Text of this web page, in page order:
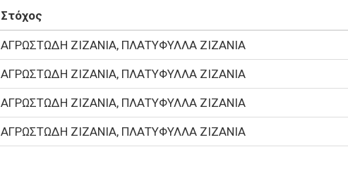
Στόχος
ΑΓΡΩΣΤΩΔΗ ΖΙΖΑΝΙΑ, ΠΛΑΤΥΦΥΛΛΑ ΖΙΖΑΝΙΑ
ΑΓΡΩΣΤΩΔΗ ΖΙΖΑΝΙΑ, ΠΛΑΤΥΦΥΛΛΑ ΖΙΖΑΝΙΑ
ΑΓΡΩΣΤΩΔΗ ΖΙΖΑΝΙΑ, ΠΛΑΤΥΦΥΛΛΑ ΖΙΖΑΝΙΑ
ΑΓΡΩΣΤΩΔΗ ΖΙΖΑΝΙΑ, ΠΛΑΤΥΦΥΛΛΑ ΖΙΖΑΝΙΑ